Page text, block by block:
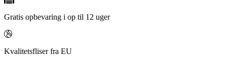
Gratis opbevaring i op til 12 uger
Kvalitetsfliser fra EU